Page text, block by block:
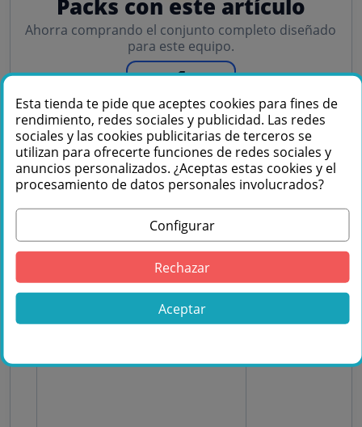
Packs con este artículo
Ahorra comprando el conjunto completo diseñado
para este equipo.
1
PACKS DISPONIBLES
PACK
Esta tienda te pide que aceptes cookies para fines de
rendimiento, redes sociales y publicidad. Las redes
sociales y las cookies publicitarias de terceros se
utilizan para ofrecerte funciones de redes sociales y
anuncios personalizados. ¿Aceptas estas cookies y el
procesamiento de datos personales involucrados?
Configurar
Rechazar
Aceptar